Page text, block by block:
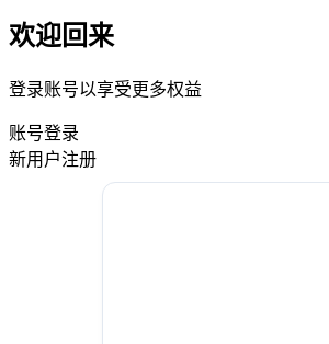
欢迎回来
登录账号以享受更多权益
账号登录
新用户注册